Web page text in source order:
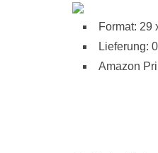
Format: 29
Lieferung:
Amazon